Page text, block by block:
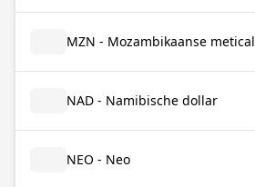
MZN - Mozambikaanse metical
NAD - Namibische dollar
NEO - Neo